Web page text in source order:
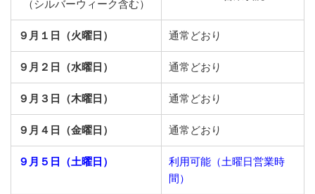
（シルバーウィーク含む）
９月１日（火曜日） 通常どおり
９月２日（水曜日） 通常どおり
９月３日（木曜日） 通常どおり
９月４日（金曜日） 通常どおり
９月５日（土曜日）
利用可能（土曜日営業時
間）